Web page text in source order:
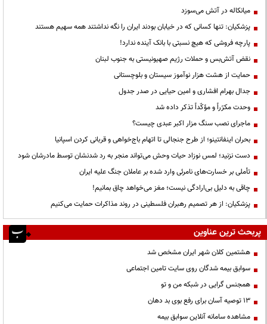
میانکاله در آتش می‌سوزد
پزشکیان: تنها کسانی که در خیابان بودند ایران را نگه نداشتند همه سهیم هستند
پارچه فروشی که هیچ نسبتی با بانک آینده ندارد!
نقض آتش‌بس و حملات رژیم صهیونیستی به جنوب لبنان
حمایت از هشت هزار نوآموز سیستان و بلوچستانی
جدال بهرام افشاری و امین حیایی در صدر جدول
وحدت مکرّراً و مؤکّداً تذکر داده شد
ماجرای نصب سنگ مزار اکبر عبدی چیست؟
بحران اینفانتینو؛ از طرح جنجالی تا اتهام باج‌خواهی و قربانی کردن اسپانیا
دست نزنید؛ لمس نوزاد حیات وحش می‌تواند منجر به رد شدنشان توسط مادرشان شود
تأملی بر خسارت‌های نامرئی وارد شده بر عاملان جنگ علیه ایران
چاقی به دلیل بی‌ارادگی نیست؛ مغز می‌خواهد چاق بمانیم!
پزشکیان: از هر تصمیم رهبران فلسطینی در روند مذاکرات حمایت می‌کنیم
پربحث ترین عناوین
هشتمین کلان شهر ایران مشخص شد
سوابق بیمه شدگان روی سایت تامین اجتماعی
همجنس گرایی در شبکه من و تو
13 توصیه آسان برای رفع بوی بد دهان
مشاهده سامانه آنلاين سوابق بیمه